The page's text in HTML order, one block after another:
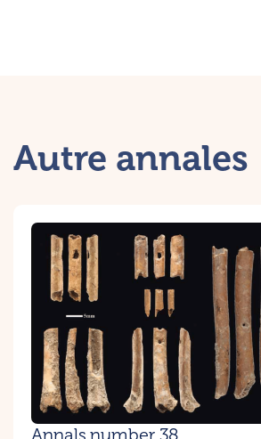
Autre annales
Annals number 38